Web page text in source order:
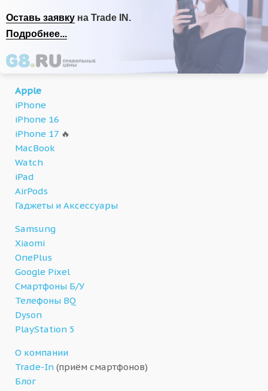
Оставь заявку на Trade IN.
Подробнее...
Apple
iPhone
iPhone 16
iPhone 17 🔥
MacBook
Watch
iPad
AirPods
Гаджеты и Аксессуары
Samsung
Xiaomi
OnePlus
Google Pixel
Смартфоны Б/У
Телефоны BQ
Dyson
PlayStation 5
О компании
Trade-In (приём смартфонов)
Блог